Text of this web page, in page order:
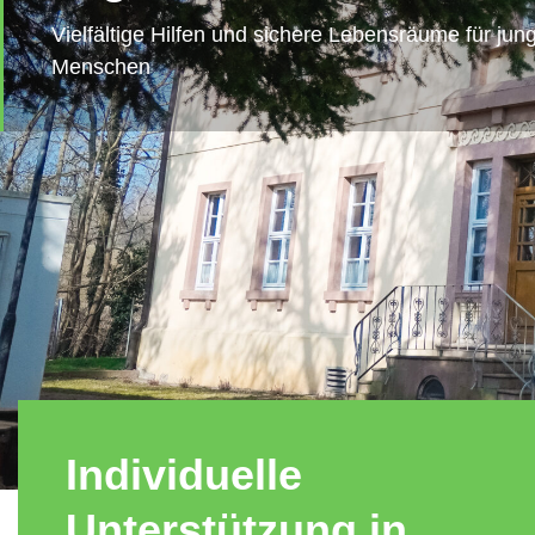
Vielfältige Hilfen und sichere Lebensräume für
Menschen
Individuelle